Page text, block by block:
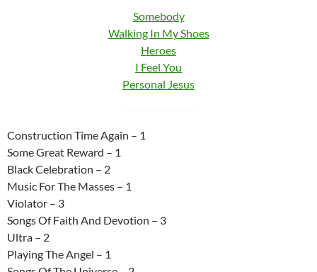
Somebody
Walking In My Shoes
Heroes
I Feel You
Personal Jesus
Construction Time Again – 1
Some Great Reward – 1
Black Celebration – 2
Music For The Masses – 1
Violator – 3
Songs Of Faith And Devotion – 3
Ultra – 2
Playing The Angel – 1